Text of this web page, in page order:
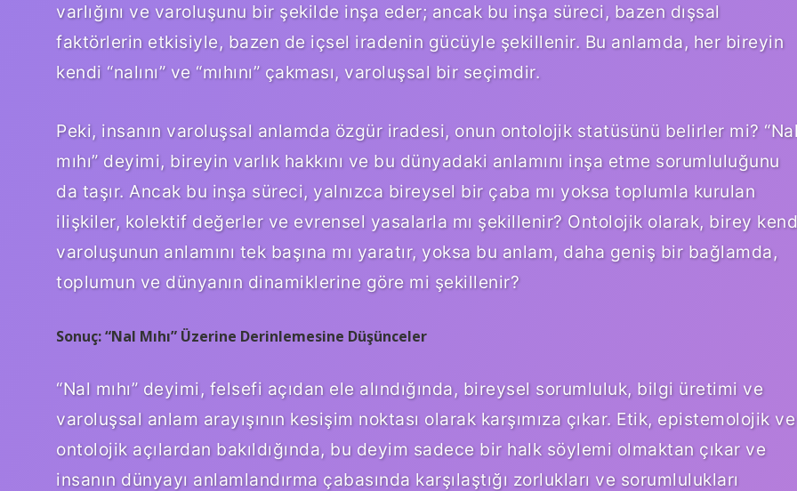
varlığını ve varoluşunu bir şekilde inşa eder; ancak bu inşa süreci, bazen dışsal
faktörlerin etkisiyle, bazen de içsel iradenin gücüyle şekillenir. Bu anlamda, her bireyin
kendi “nalını” ve “mıhını” çakması, varoluşsal bir seçimdir.
Peki, insanın varoluşsal anlamda özgür iradesi, onun ontolojik statüsünü belirler mi?
mıhı” deyimi, bireyin varlık hakkını ve bu dünyadaki anlamını inşa etme sorumluluğunu
da taşır. Ancak bu inşa süreci, yalnızca bireysel bir çaba mı yoksa toplumla kurulan
ilişkiler, kolektif değerler ve evrensel yasalarla mı şekillenir? Ontolojik olarak, birey
varoluşunun anlamını tek başına mı yaratır, yoksa bu anlam, daha geniş bir bağlamda,
toplumun ve dünyanın dinamiklerine göre mi şekillenir?
Sonuç: “Nal Mıhı” Üzerine Derinlemesine Düşünceler
“Nal mıhı” deyimi, felsefi açıdan ele alındığında, bireysel sorumluluk, bilgi üretimi ve
varoluşsal anlam arayışının kesişim noktası olarak karşımıza çıkar. Etik, epistemolojik ve
ontolojik açılardan bakıldığında, bu deyim sadece bir halk söylemi olmaktan çıkar ve
insanın dünyayı anlamlandırma çabasında karşılaştığı zorlukları ve sorumlulukları